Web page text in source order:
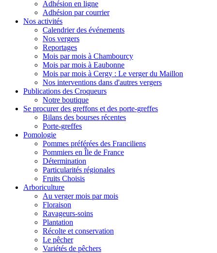
Adhésion en ligne
Adhésion par courrier
Nos activités
Calendrier des événements
Nos vergers
Reportages
Mois par mois à Chambourcy
Mois par mois à Eaubonne
Mois par mois à Cergy : Le verger du Maillon
Nos interventions dans d'autres vergers
Publications des Croqueurs
Notre boutique
Se procurer des greffons et des porte-greffes
Bilans des bourses récentes
Porte-greffes
Pomologie
Pommes préférées des Franciliens
Pommiers en Île de France
Détermination
Particularités régionales
Fruits Choisis
Arboriculture
Au verger mois par mois
Floraison
Ravageurs-soins
Plantation
Récolte et conservation
Le pêcher
Variétés de pêchers